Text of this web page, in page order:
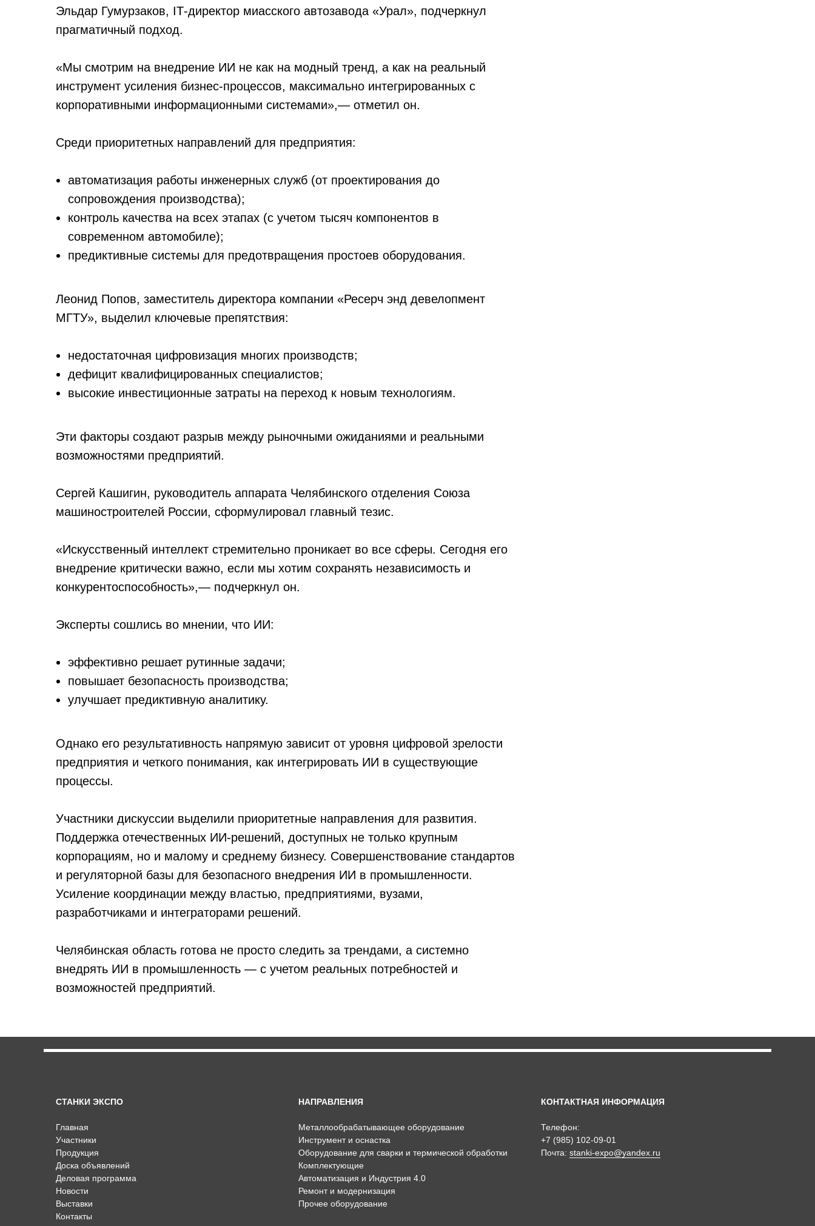
Эльдар Гумурзаков, IT‑директор миасского автозавода «Урал», подчеркнул
прагматичный подход.
«Мы смотрим на внедрение ИИ не как на модный тренд, а как на реальный
инструмент усиления бизнес‑процессов, максимально интегрированных с
корпоративными информационными системами»,— отметил он.
Среди приоритетных направлений для предприятия:
автоматизация работы инженерных служб (от проектирования до
сопровождения производства);
контроль качества на всех этапах (с учетом тысяч компонентов в
современном автомобиле);
предиктивные системы для предотвращения простоев оборудования.
Леонид Попов, заместитель директора компании «Ресерч энд девелопмент
МГТУ», выделил ключевые препятствия:
недостаточная цифровизация многих производств;
дефицит квалифицированных специалистов;
высокие инвестиционные затраты на переход к новым технологиям.
Эти факторы создают разрыв между рыночными ожиданиями и реальными
возможностями предприятий.
Сергей Кашигин, руководитель аппарата Челябинского отделения Союза
машиностроителей России, сформулировал главный тезис.
«Искусственный интеллект стремительно проникает во все сферы. Сегодня его
внедрение критически важно, если мы хотим сохранять независимость и
конкурентоспособность»,— подчеркнул он.
Эксперты сошлись во мнении, что ИИ:
эффективно решает рутинные задачи;
повышает безопасность производства;
улучшает предиктивную аналитику.
Однако его результативность напрямую зависит от уровня цифровой зрелости
предприятия и четкого понимания, как интегрировать ИИ в существующие
процессы.
Участники дискуссии выделили приоритетные направления для развития.
Поддержка отечественных ИИ‑решений, доступных не только крупным
корпорациям, но и малому и среднему бизнесу. Совершенствование стандартов
и регуляторной базы для безопасного внедрения ИИ в промышленности.
Усиление координации между властью, предприятиями, вузами,
разработчиками и интеграторами решений.
Челябинская область готова не просто следить за трендами, а системно
внедрять ИИ в промышленность — с учетом реальных потребностей и
возможностей предприятий.
СТАНКИ ЭКСПО
Главная
Участники
Продукция
Доска объявлений
Деловая программа
Новости
Выставки
Контакты
НАПРАВЛЕНИЯ
Металлообрабатывающее оборудование
Инструмент и оснастка
Оборудование для сварки и термической обработки
Комплектующие
Автоматизация и Индустрия 4.0
Ремонт и модернизация
Прочее оборудование
КОНТАКТНАЯ ИНФОРМАЦИЯ
Телефон:
+7 (985) 102-09-01
Почта: stanki-expo@yandex.ru